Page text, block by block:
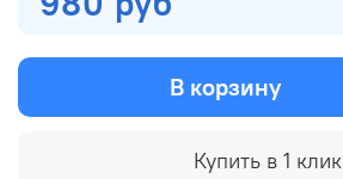
В корзину
Купить в 1 клик